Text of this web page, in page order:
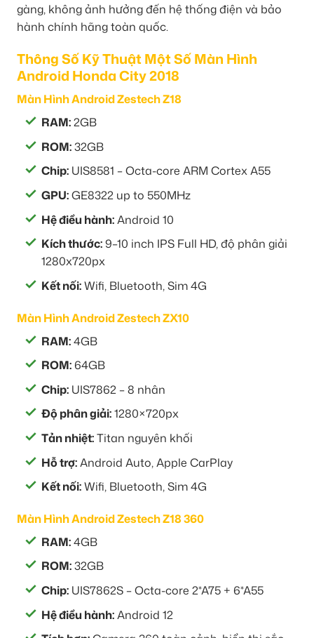
gàng, không ảnh hưởng đến hệ thống điện và bảo
hành chính hãng toàn quốc.
Thông Số Kỹ Thuật Một Số Màn Hình
Android Honda City 2018
Màn Hình Android Zestech Z18
RAM:2GB
ROM:32GB
Chip: UIS8581 – Octa-core ARM Cortex A55
GPU:GE8322 up to 550MHz
Hệ điều hành:Android 10
Kích thước:9–10 inch IPS Full HD, độ phân giải
1280x720px
Kết nối:Wifi, Bluetooth, Sim 4G
Màn Hình Android Zestech ZX10
RAM:4GB
ROM: 64GB
Chip: UIS7862 – 8 nhân
Độ phân giải:1280×720px
Tản nhiệt:Titan nguyên khối
Hỗ trợ:Android Auto, Apple CarPlay
Kết nối:Wifi, Bluetooth, Sim 4G
Màn Hình Android Zestech Z18 360
RAM:4GB
ROM:32GB
Chip: UIS7862S – Octa-core 2*A75 + 6*A55
Hệ điều hành:Android 12